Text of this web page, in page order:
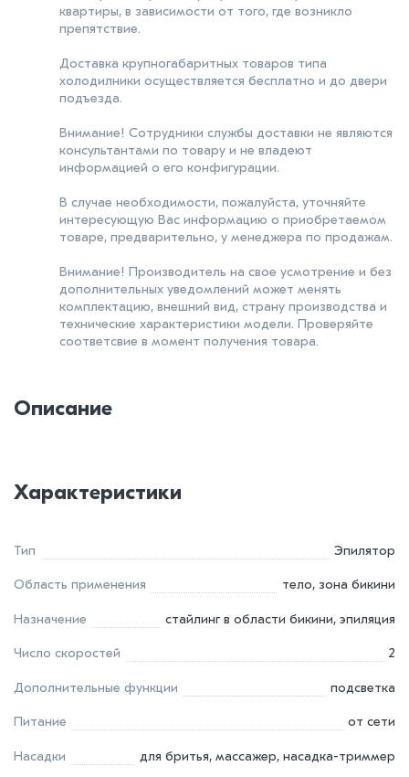
квартиры, в зависимости от того, где возникло
препятствие.
Доставка крупногабаритных товаров типа
холодилники осуществляется бесплатно и до двери
подъезда.
Внимание! Сотрудники службы доставки не являются
консультантами по товару и не владеют
информацией о его конфигурации.
В случае необходимости, пожалуйста, уточняйте
интересующую Вас информацию о приобретаемом
товаре, предварительно, у менеджера по продажам.
Внимание! Производитель на свое усмотрение и без
дополнительных уведомлений может менять
комплектацию, внешний вид, страну производства и
технические характеристики модели. Проверяйте
соответсвие в момент получения товара.
Описание
Характеристики
Тип Эпилятор
Область применения тело, зона бикини
Назначение стайлинг в области бикини, эпиляция
Число скоростей 2
Дополнительные функции подсветка
Питание от сети
Насадки для бритья, массажер, насадка-триммер